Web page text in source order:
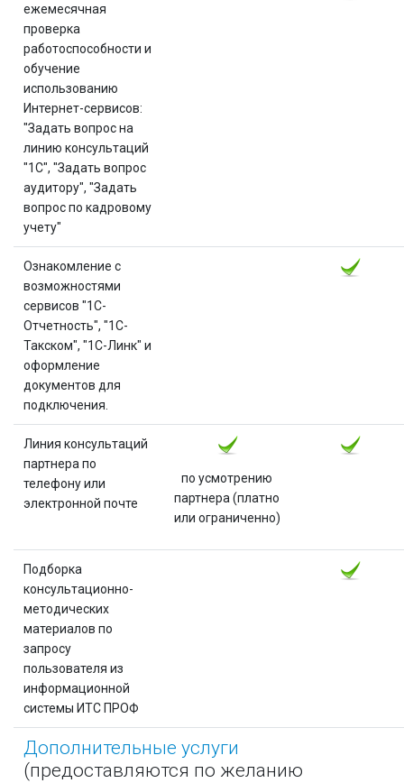
ежемесячная
проверка
работоспособности и
обучение
использованию
Интернет-сервисов:
"Задать вопрос на
линию консультаций
"1C", "Задать вопрос
аудитору", "Задать
вопрос по кадровому
учету"
Ознакомление с
возможностями
сервисов "1С-
Отчетность", "1С-
Такском", "1С-Линк" и
оформление
документов для
подключения.
Линия консультаций
партнера по
телефону или
электронной почте
по усмотрению
партнера (платно
или ограниченно)
Подборка
консультационно-
методических
материалов по
запросу
пользователя из
информационной
системы ИТС ПРОФ
Дополнительные услуги
(предоставляются по желанию